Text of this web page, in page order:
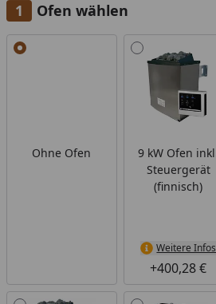
Ofen wählen
Alle anzeigen (5)
Ohne Ofen
9 kW Ofen
Steuergerät
(finnisch)
Weitere Infos
+400,28 €